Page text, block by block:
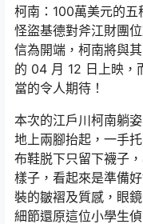
柯南：100萬美元的
怪盜基德對斧江財團
信為開端，柯南將與
的 04 月 12 日上映，
當的令人期待！
本次的江戶川柯南躺
地上兩腳抬起，一手
布鞋脱下只留下襪子
樣子，看起來是準備
裝的皺褶及質感，眼
細節還原這位小學生